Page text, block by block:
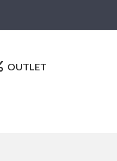
OUTLET